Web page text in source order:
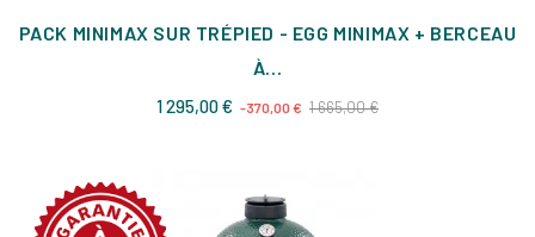
PACK MINIMAX SUR TRÉPIED - EGG MINIMAX + BERCEAU
À...
1 295,00 € Prix
-370,00 € 1 665,00 €Prix